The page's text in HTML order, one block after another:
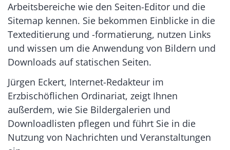
Arbeitsbereiche wie den Seiten-Editor und die
Sitemap kennen. Sie bekommen Einblicke in die
Texteditierung und -formatierung, nutzen Links
und wissen um die Anwendung von Bildern und
Downloads auf statischen Seiten.
Jürgen Eckert, Internet-Redakteur im
Erzbischöflichen Ordinariat, zeigt Ihnen
außerdem, wie Sie Bildergalerien und
Downloadlisten pflegen und führt Sie in die
Nutzung von Nachrichten und Veranstaltungen